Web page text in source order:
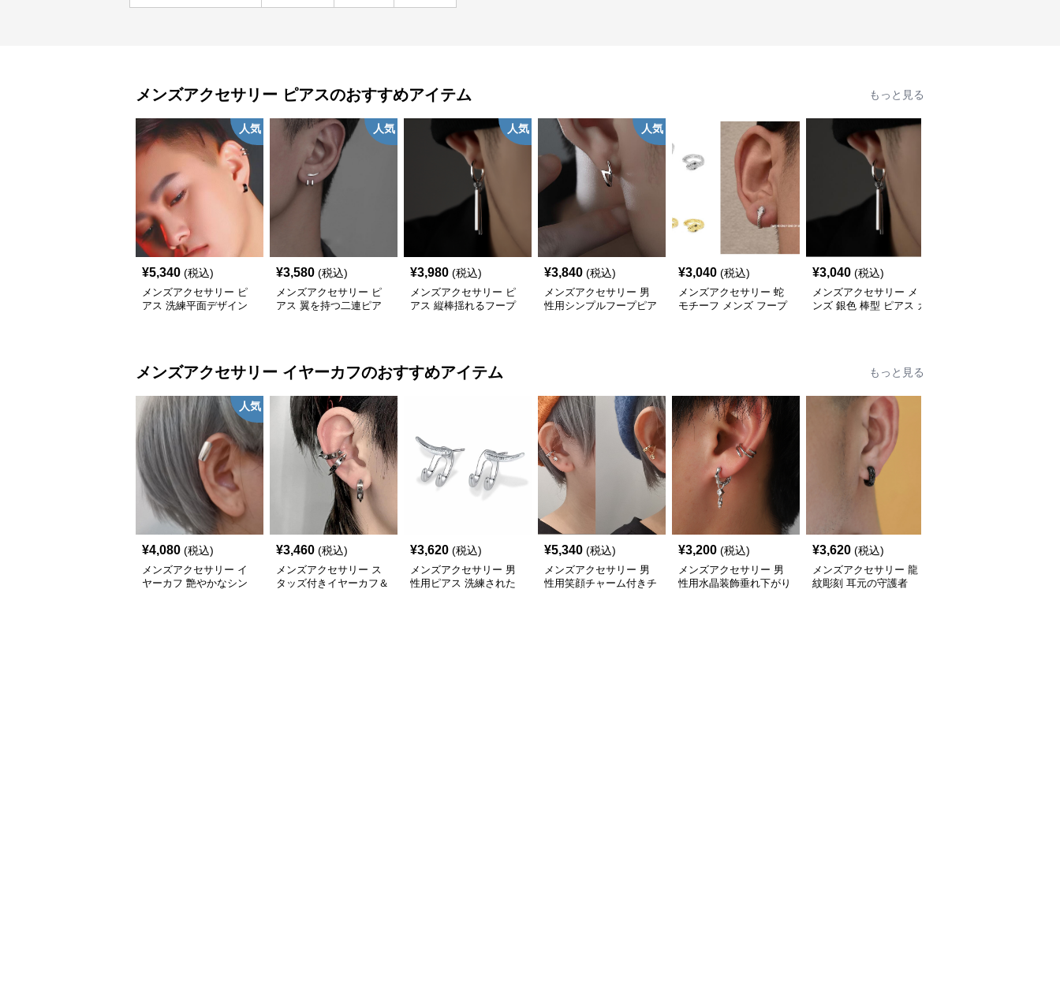
メンズアクセサリー ピアスのおすすめアイテム もっと見る
人気
¥5,340 (税込)
メンズアクセサリー ピ
アス 洗練平面デザイン
人気
¥3,580 (税込)
メンズアクセサリー ピ
アス 翼を持つ二連ピア
人気
¥3,980 (税込)
メンズアクセサリー ピ
アス 縦棒揺れるフープ
人気
¥3,840 (税込)
メンズアクセサリー 男
性用シンプルフープピア
¥3,040 (税込)
メンズアクセサリー 蛇
モチーフ メンズ フープ
¥3,040 (税込)
メンズアクセサリー メ
ンズ 銀色 棒型 ピアス カ
メンズアクセサリー イヤーカフのおすすめアイテム もっと見る
人気
¥4,080 (税込)
メンズアクセサリー イ
ヤーカフ 艶やかなシン
¥3,460 (税込)
メンズアクセサリー ス
タッズ付きイヤーカフ＆
¥3,620 (税込)
メンズアクセサリー 男
性用ピアス 洗練された
¥5,340 (税込)
メンズアクセサリー 男
性用笑顔チャーム付きチ
¥3,200 (税込)
メンズアクセサリー 男
性用水晶装飾垂れ下がり
¥3,620 (税込)
メンズアクセサリー 龍
紋彫刻 耳元の守護者